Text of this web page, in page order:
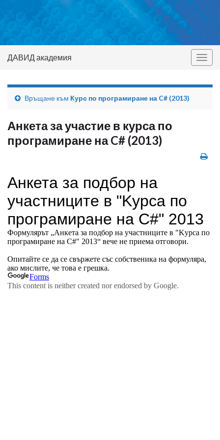
ДАВИД академия
Връщане към Курс по програмиране на C# (2013)
Анкета за участие в курса по
програмиране на C# (2013)